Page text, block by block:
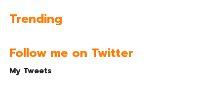
Trending
Follow me on Twitter
My Tweets